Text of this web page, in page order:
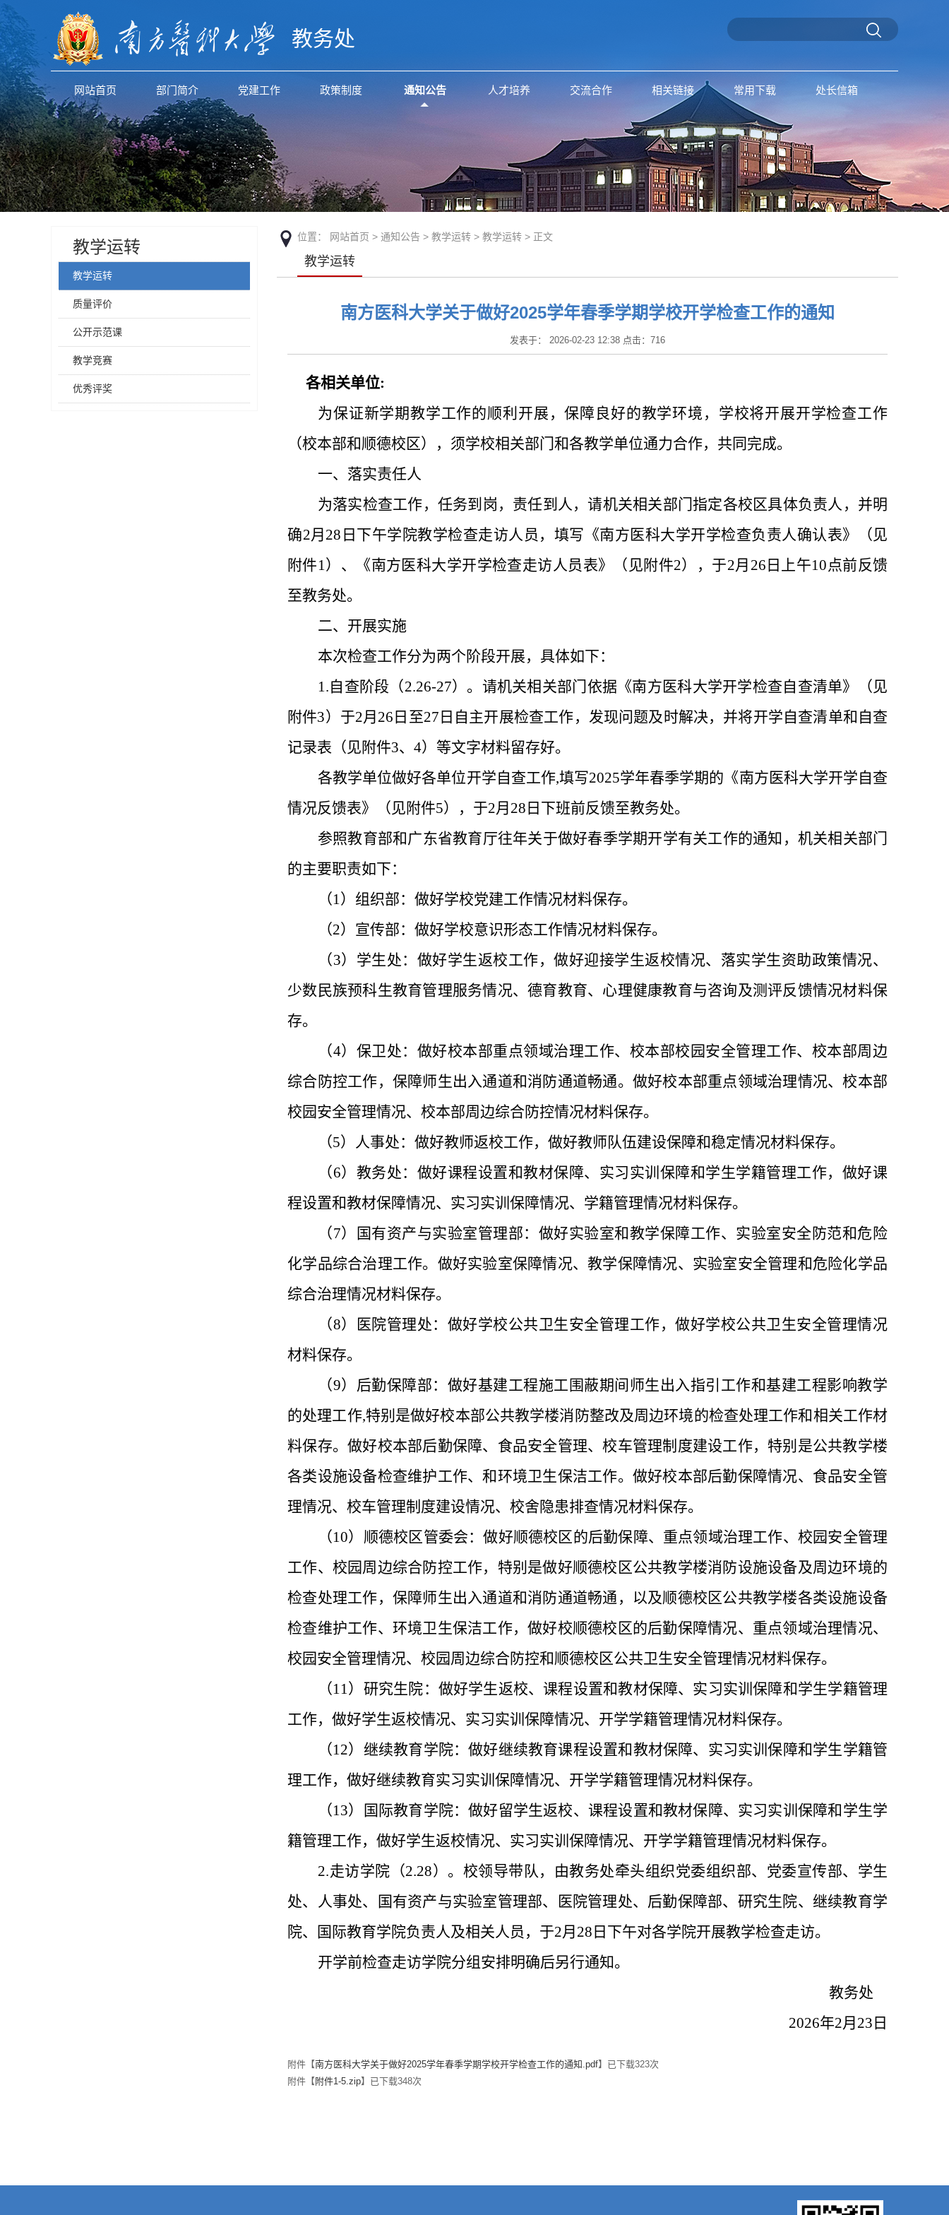
教务处
网站首页 部门简介 党建工作 政策制度 通知公告 人才培养 交流合作 相关链接 常用下载 处长信箱
教学运转
教学运转
质量评价
公开示范课
教学竞赛
优秀评奖
位置： 网站首页 > 通知公告 > 教学运转 > 教学运转 > 正文
教学运转
南方医科大学关于做好2025学年春季学期学校开学检查工作的通知
发表于： 2026-02-23 12:38 点击： 716
各相关单位:
为保证新学期教学工作的顺利开展，保障良好的教学环境，学校将开展开学检查工作
（校本部和顺德校区），须学校相关部门和各教学单位通力合作，共同完成。
一、落实责任人
为落实检查工作，任务到岗，责任到人，请机关相关部门指定各校区具体负责人，并明
确2月 28 日下午学院教学检查走访人员，填写《南方医科大学开学检查负责人确认表》（见
附件1）、《南方医科大学开学检查走访人员表》（见附件2），于2月 26 日上午10点前反馈
至教务处。
二、开展实施
本次检查工作分为两个阶段开展，具体如下：
1.自查阶段（2.26-27）。请机关相关部门依据《南方医科大学开学检查自查清单》（见
附件3）于2月 26 日至27 日自主开展检查工作，发现问题及时解决，并将开学自查清单和自查
记录表（见附件3、 4）等文字材料留存好。
各教学单位做好各单位开学自查工作,填写2025学年春季学期的《南方医科大学开学自查
情况反馈表》（见附件5），于2月 28 日下班前反馈至教务处。
参照教育部和广东省教育厅往年关于做好春季学期开学有关工作的通知，机关相关部门
的主要职责如下：
（1）组织部：做好学校党建工作情况材料保存。
（2）宣传部：做好学校意识形态工作情况材料保存。
（3）学生处：做好学生返校工作，做好迎接学生返校情况、落实学生资助政策情况、
少数民族预科生教育管理服务情况、德育教育、心理健康教育与咨询及测评反馈情况材料保
存。
（4）保卫处：做好校本部重点领域治理工作、校本部校园安全管理工作、校本部周边
综合防控工作，保障师生出入通道和消防通道畅通。做好校本部重点领域治理情况、校本部
校园安全管理情况、校本部周边综合防控情况材料保存。
（5）人事处：做好教师返校工作，做好教师队伍建设保障和稳定情况材料保存。
（6）教务处：做好课程设置和教材保障、实习实训保障和学生学籍管理工作，做好课
程设置和教材保障情况、实习实训保障情况、学籍管理情况材料保存。
（7）国有资产与实验室管理部：做好实验室和教学保障工作、实验室安全防范和危险
化学品综合治理工作。做好实验室保障情况、教学保障情况、实验室安全管理和危险化学品
综合治理情况材料保存。
（8）医院管理处：做好学校公共卫生安全管理工作，做好学校公共卫生安全管理情况
材料保存。
（9）后勤保障部：做好基建工程施工围蔽期间师生出入指引工作和基建工程影响教学
的处理工作,特别是做好校本部公共教学楼消防整改及周边环境的检查处理工作和相关工作材
料保存。做好校本部后勤保障、食品安全管理、校车管理制度建设工作，特别是公共教学楼
各类设施设备检查维护工作、和环境卫生保洁工作。做好校本部后勤保障情况、食品安全管
理情况、校车管理制度建设情况、校舍隐患排查情况材料保存。
（10）顺德校区管委会：做好顺德校区的后勤保障、重点领域治理工作、校园安全管理
工作、校园周边综合防控工作，特别是做好顺德校区公共教学楼消防设施设备及周边环境的
检查处理工作，保障师生出入通道和消防通道畅通，以及顺德校区公共教学楼各类设施设备
检查维护工作、环境卫生保洁工作，做好校顺德校区的后勤保障情况、重点领域治理情况、
校园安全管理情况、校园周边综合防控和顺德校区公共卫生安全管理情况材料保存。
（11）研究生院：做好学生返校、课程设置和教材保障、实习实训保障和学生学籍管理
工作，做好学生返校情况、实习实训保障情况、开学学籍管理情况材料保存。
（12）继续教育学院：做好继续教育课程设置和教材保障、实习实训保障和学生学籍管
理工作，做好继续教育实习实训保障情况、开学学籍管理情况材料保存。
（13）国际教育学院：做好留学生返校、课程设置和教材保障、实习实训保障和学生学
籍管理工作，做好学生返校情况、实习实训保障情况、开学学籍管理情况材料保存。
2.走访学院（2.28）。校领导带队，由教务处牵头组织党委组织部、党委宣传部、学生
处、人事处、国有资产与实验室管理部、医院管理处、后勤保障部、研究生院、继续教育学
院、国际教育学院负责人及相关人员，于2月 28 日下午对各学院开展教学检查走访。
开学前检查走访学院分组安排明确后另行通知。
教务处
2026年2月 23 日
附件【南方医科大学关于做好2025学年春季学期学校开学检查工作的通知.pdf】已下载323次
附件【 附件1-5.zip】已下载348次